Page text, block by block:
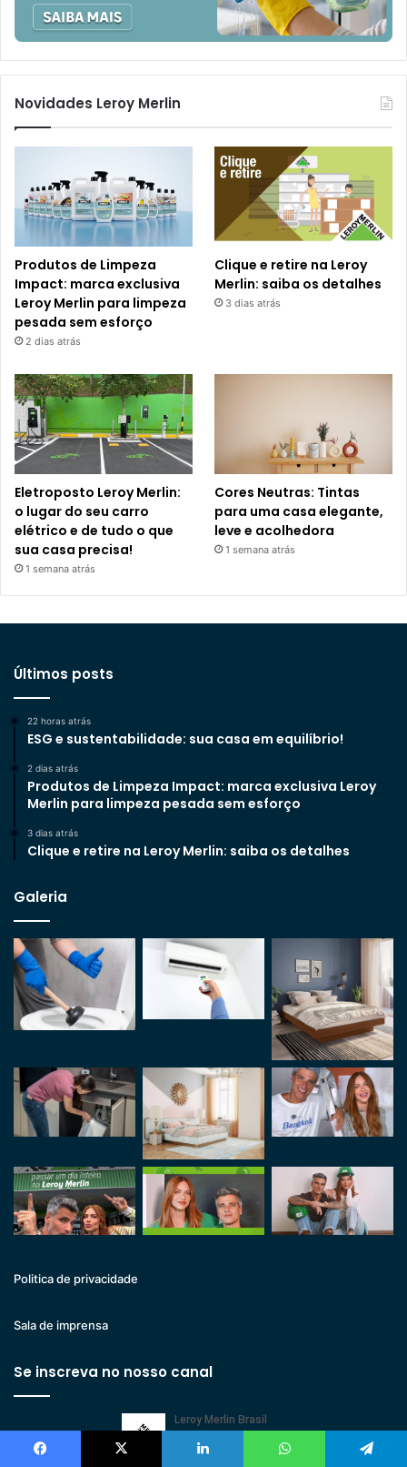
Novidades Leroy Merlin
Produtos de Limpeza
Impact: marca exclusiva
Leroy Merlin para limpeza
pesada sem esforço
2 dias atrás
Clique e retire na Leroy
Merlin: saiba os detalhes
3 dias atrás
Eletroposto Leroy Merlin:
o lugar do seu carro
elétrico e de tudo o que
sua casa precisa!
1 semana atrás
Cores Neutras: Tintas
para uma casa elegante,
leve e acolhedora
1 semana atrás
Últimos posts
22 horas atrás
ESG e sustentabilidade: sua casa em equilíbrio!
2 dias atrás
Produtos de Limpeza Impact: marca exclusiva Leroy
Merlin para limpeza pesada sem esforço
3 dias atrás
Clique e retire na Leroy Merlin: saiba os detalhes
Galeria
Politica de privacidade
Sala de imprensa
Se inscreva no nosso canal